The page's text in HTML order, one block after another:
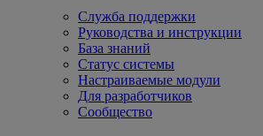
Служба поддержки
Руководства и инструкции
База знаний
Статус системы
Настраиваемые модули
Для разработчиков
Сообщество